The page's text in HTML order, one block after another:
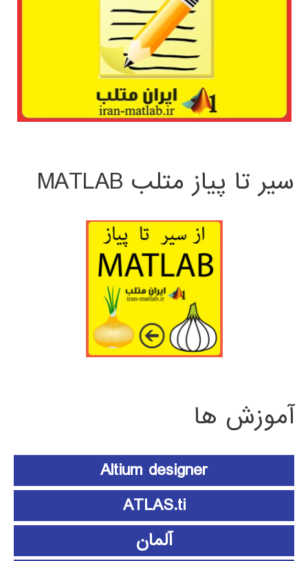
سیر تا پیاز متلب MATLAB
آموزش ها
Altium designer
ATLAS.ti
آلمان